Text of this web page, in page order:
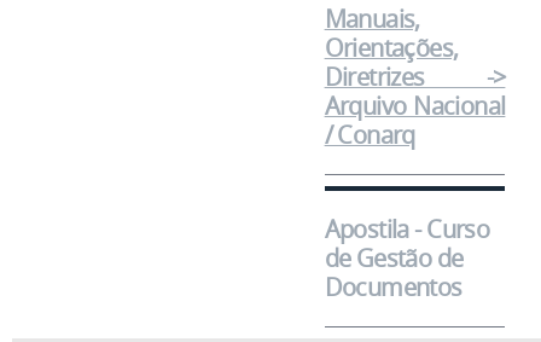
Manuais,
Orientações,
Diretrizes ->
Arquivo Nacional
/ Conarq
Apostila - Curso
de Gestão de
Documentos